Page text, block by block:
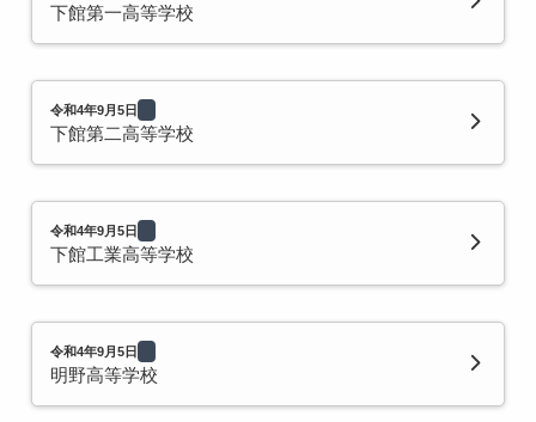
下館第一高等学校
令和4年9月5日
下館第二高等学校
令和4年9月5日
下館工業高等学校
令和4年9月5日
明野高等学校